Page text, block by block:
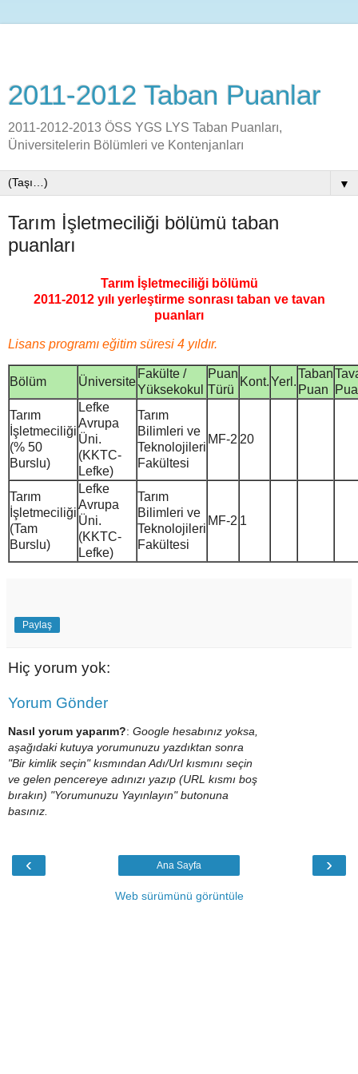
2011-2012 Taban Puanlar
2011-2012-2013 ÖSS YGS LYS Taban Puanları,
Üniversitelerin Bölümleri ve Kontenjanları
▼
Tarım İşletmeciliği bölümü taban
puanları
Tarım İşletmeciliği bölümü
2011-2012 yılı yerleştirme sonrası taban ve tavan
puanları
Lisans programı eğitim süresi 4 yıldır.
Bölüm Üniversite
Fakülte /
Yüksekokul
Puan
Türü
Kont.Yerl.
Taban
Puan
Tarım
İşletmeciliği
(% 50
Burslu)
Lefke
Avrupa
Üni.
(KKTC-
Lefke)
Tarım
Bilimleri ve
Teknolojileri
Fakültesi
MF-2 20
Tarım
İşletmeciliği
(Tam
Burslu)
Lefke
Avrupa
Üni.
(KKTC-
Lefke)
Tarım
Bilimleri ve
Teknolojileri
Fakültesi
MF-2 1
Paylaş
Hiç yorum yok:
Yorum Gönder
Nasıl yorum yaparım?: Google hesabınız yoksa,
aşağıdaki kutuya yorumunuzu yazdıktan sonra
"Bir kimlik seçin" kısmından Adı/Url kısmını seçin
ve gelen pencereye adınızı yazıp (URL kısmı boş
bırakın) "Yorumunuzu Yayınlayın" butonuna
basınız.
‹ ›
Ana Sayfa
Web sürümünü görüntüle